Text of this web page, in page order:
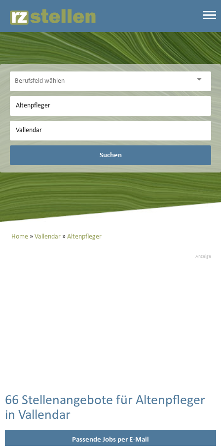
Suchen
Home Vallendar Altenpfleger
Anzeige
66 Stellenangebote für Altenpfleger
in Vallendar
Passende Jobs per E-Mail